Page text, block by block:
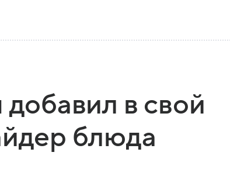
в свой
блюда